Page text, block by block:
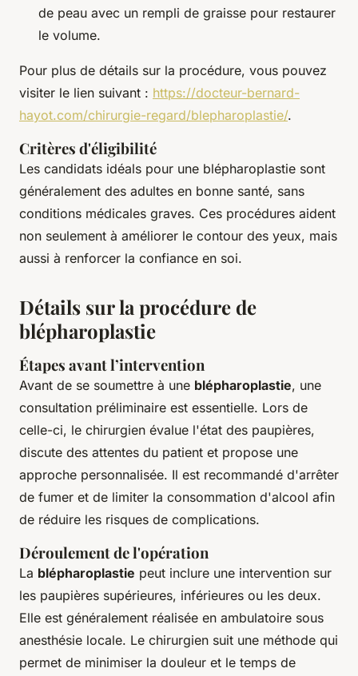
de peau avec un rempli de graisse pour restaurer
le volume.
Pour plus de détails sur la procédure, vous pouvez
visiter le lien suivant : https://docteur-bernard-
hayot.com/chirurgie-regard/blepharoplastie/.
Critères d'éligibilité
Les candidats idéals pour une blépharoplastie sont
généralement des adultes en bonne santé, sans
conditions médicales graves. Ces procédures aident
non seulement à améliorer le contour des yeux, mais
aussi à renforcer la confiance en soi.
Détails sur la procédure de
blépharoplastie
Étapes avant l’intervention
Avant de se soumettre à une blépharoplastie, une
consultation préliminaire est essentielle. Lors de
celle-ci, le chirurgien évalue l'état des paupières,
discute des attentes du patient et propose une
approche personnalisée. Il est recommandé d'arrêter
de fumer et de limiter la consommation d'alcool afin
de réduire les risques de complications.
Déroulement de l'opération
La blépharoplastie peut inclure une intervention sur
les paupières supérieures, inférieures ou les deux.
Elle est généralement réalisée en ambulatoire sous
anesthésie locale. Le chirurgien suit une méthode qui
permet de minimiser la douleur et le temps de